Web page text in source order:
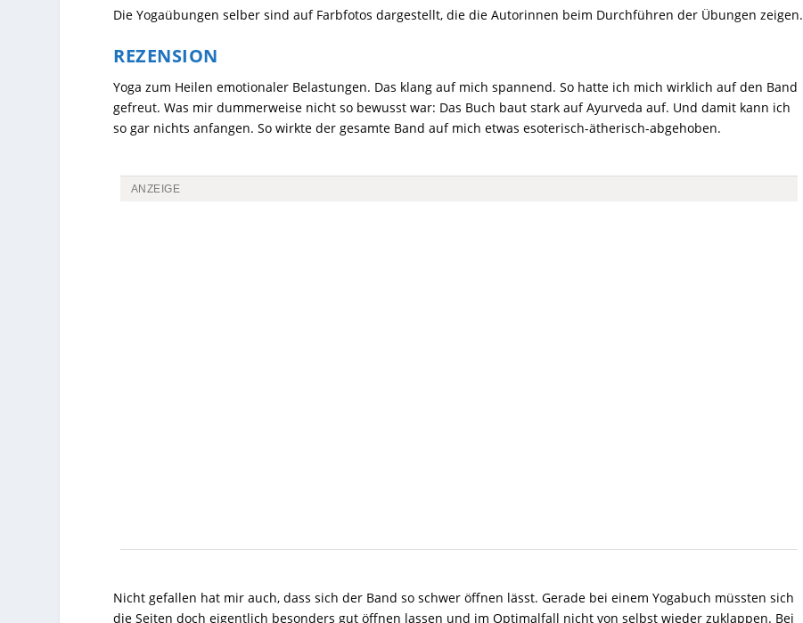
Die Yogaübungen selber sind auf Farbfotos dargestellt, die die Autorinnen beim Durchführen der Übungen zeigen.
REZENSION
Yoga zum Heilen emotionaler Belastungen. Das klang auf mich spannend. So hatte ich mich wirklich auf den Band
gefreut. Was mir dummerweise nicht so bewusst war: Das Buch baut stark auf Ayurveda auf. Und damit kann ich
so gar nichts anfangen. So wirkte der gesamte Band auf mich etwas esoterisch-ätherisch-abgehoben.
ANZEIGE
Nicht gefallen hat mir auch, dass sich der Band so schwer öffnen lässt. Gerade bei einem Yogabuch müssten sich
die Seiten doch eigentlich besonders gut öffnen lassen und im Optimalfall nicht von selbst wieder zuklappen. Bei